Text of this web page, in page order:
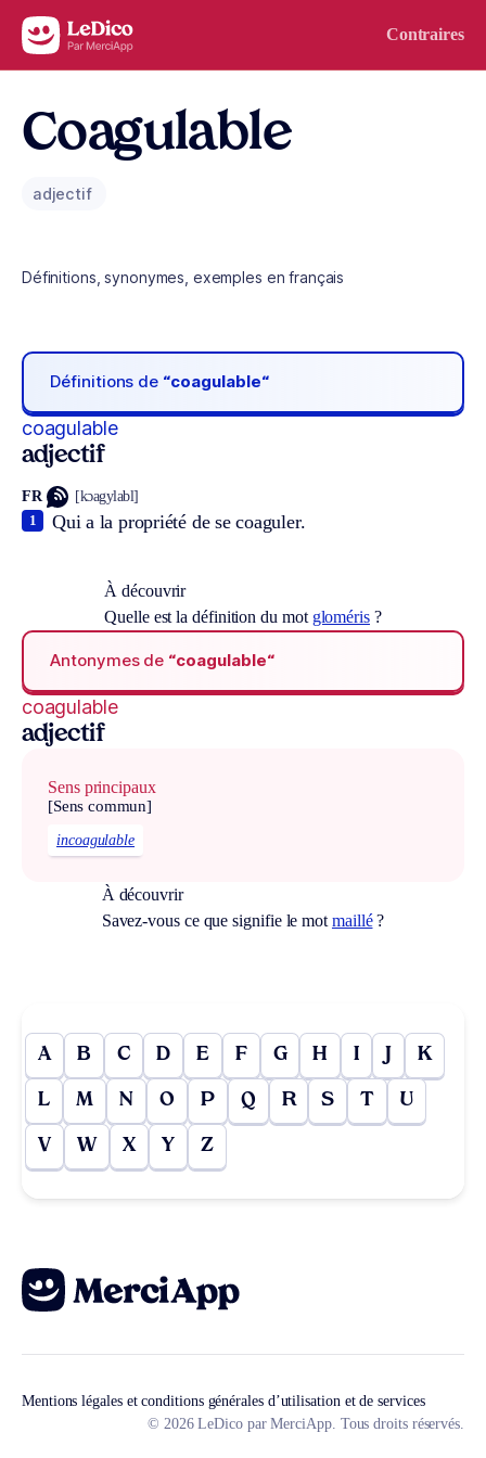
Aller au contenu Contraires
Coagulable
adjectif
Définitions, synonymes, exemples en français
Définitions de “coagulable“
coagulable
adjectif
FR [kɔagylabl]
Qui a la propriété de se coaguler.
1
À découvrir
Quelle est la définition du mot gloméris?
Antonymes de “coagulable“
coagulable
adjectif
Sens principaux
[Sens commun]
incoagulable
À découvrir
Savez-vous ce que signifie le mot maillé?
A B C D E F G H I J K
L M N O P Q R S T U
V W X Y Z
Mentions légales et conditions générales d’utilisation et de services
© 2026 LeDico par MerciApp. Tous droits réservés.